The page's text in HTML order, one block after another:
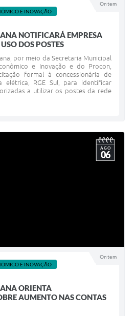
Ontem
E INOVAÇÃO
NOTIFICARÁ EMPRESA
DOS POSTES
por meio da Secretaria Municipal
e Inovação e do Procon,
formal à concessionária de
elétrica, RGE Sul, para identificar
a utilizar os postes da rede
Ontem
AGO
06
E INOVAÇÃO
ORIENTA
AUMENTO NAS CONTAS